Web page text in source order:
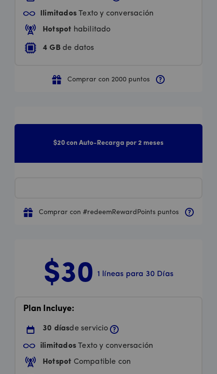
Ilimitados Texto y conversación
Hotspot habilitado
4 GBde datos
Comprar con 2000 puntos
$20 con Auto-Recarga por 2 meses
Comprar con #redeemRewardPoints puntos
Price is 30 dollars and 00 cents per month
$30 1 líneas para 30 Días
Plan Incluye:
30 díasde servicio
ilimitados Texto y conversación
Hotspot Compatible con